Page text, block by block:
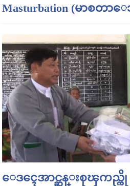
Masturbation (မာစတာ
ေဒၚေအာင္ဆန္းစုၾကည္ကို